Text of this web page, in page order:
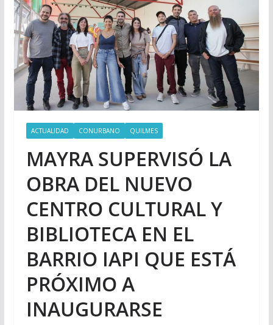
ACTUALIDAD CONURBANO QUILMES
MAYRA SUPERVISÓ LA
OBRA DEL NUEVO
CENTRO CULTURAL Y
BIBLIOTECA EN EL
BARRIO IAPI QUE ESTÁ
PRÓXIMO A
INAUGURARSE